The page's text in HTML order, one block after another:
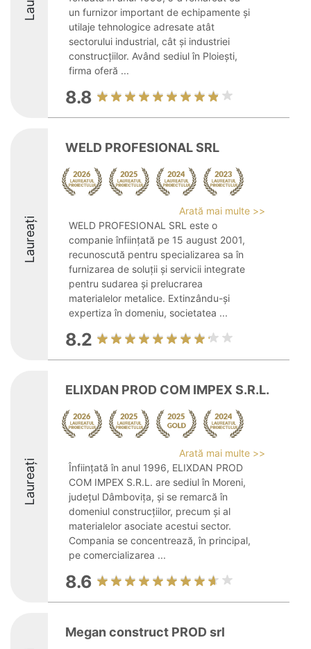
un furnizor important de echipamente și
utilaje tehnologice adresate atât
sectorului industrial, cât și industriei
construcțiilor. Având sediul în Ploiești,
firma oferă ...
8.8
Laureați
WELD PROFESIONAL SRL
Arată mai multe >>
WELD PROFESIONAL SRL este o
companie înființată pe 15 august 2001,
recunoscută pentru specializarea sa în
furnizarea de soluții și servicii integrate
pentru sudarea și prelucrarea
materialelor metalice. Extinzându-și
expertiza în domeniu, societatea ...
8.2
Laureați
ELIXDAN PROD COM IMPEX S.R.L.
Arată mai multe >>
Înființată în anul 1996, ELIXDAN PROD
COM IMPEX S.R.L. are sediul în Moreni,
județul Dâmbovița, și se remarcă în
domeniul construcțiilor, precum și al
materialelor asociate acestui sector.
Compania se concentrează, în principal,
pe comercializarea ...
8.6
Megan construct PROD srl